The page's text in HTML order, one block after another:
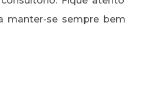
manter-se sempre bem